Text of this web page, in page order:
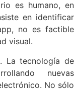
es humano, en
en identificar
no es factible
visual.
La tecnología de
nuevas
No sólo